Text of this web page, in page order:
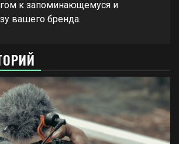
к запоминающемуся и
вашего бренда.